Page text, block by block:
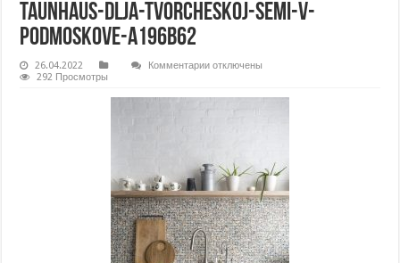
taunhaus-dlja-tvorcheskoj-semi-v-
podmoskove-a196b62
26.04.2022 Комментариик
dlja-
отключены
292 Просмотры